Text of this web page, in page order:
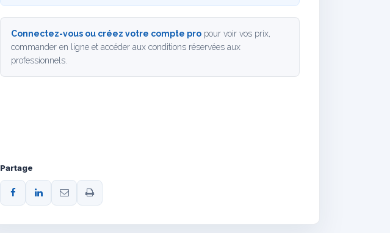
Connectez-vous ou créez votre compte pro pour voir vos prix,
commander en ligne et accéder aux conditions réservées aux
professionnels.
Partage